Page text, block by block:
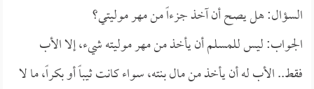
السؤال: هل يصح أن آخذ جزءاً من مهر موليتي؟
الجواب: ليس للمسلم أن يأخذ من مهر موليته شيء، إلا الأب
فقط.. الأب له أن يأخذ من مال بنته، سواء كانت ثيباً أو بكراً، ما لا